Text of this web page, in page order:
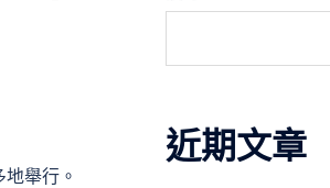
舉行。
近期文章